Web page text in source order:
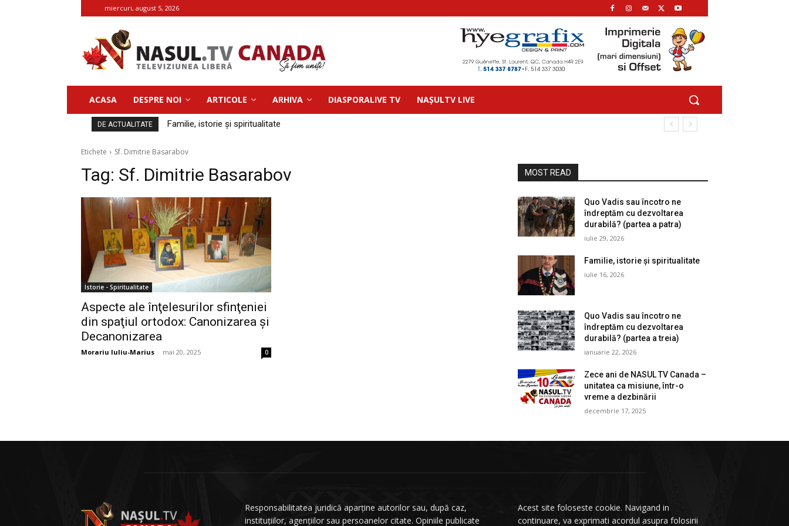
miercuri, august 5, 2026
ACASA DESPRE NOI ARTICOLE ARHIVA DIASPORALIVE TV NAȘULTV LIVE
DE ACTUALITATE Familie, istorie și spiritualitate
Etichete Sf. Dimitrie Basarabov
Tag: Sf. Dimitrie Basarabov
Istorie - Spiritualitate
Aspecte ale înţelesurilor sfinţeniei
din spaţiul ortodox: Canonizarea şi
Decanonizarea
Morariu Iuliu-Marius - mai 20, 2025 0
MOST READ
Quo Vadis sau încotro ne
îndreptăm cu dezvoltarea
durabilă? (partea a patra)
iulie 29, 2026
Familie, istorie și spiritualitate
iulie 16, 2026
Quo Vadis sau încotro ne
îndreptăm cu dezvoltarea
durabilă? (partea a treia)
ianuarie 22, 2026
Zece ani de NASUL TV Canada –
unitatea ca misiune, într-o
vreme a dezbinării
decembrie 17, 2025
Responsabilitatea juridică aparține autorilor sau, după caz,
instituțiilor, agențiilor sau persoanelor citate. Opiniile publicate
Acest site foloseste cookie. Navigand in
continuare, va exprimati acordul asupra folosirii